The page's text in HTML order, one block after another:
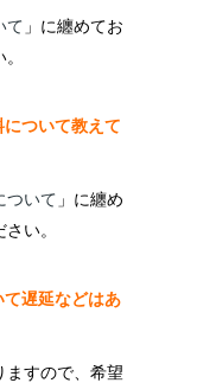
て 」に纏めてお
ついて教えて
ついて 」に纏め
い。
遅延などはあ
ますので、希望